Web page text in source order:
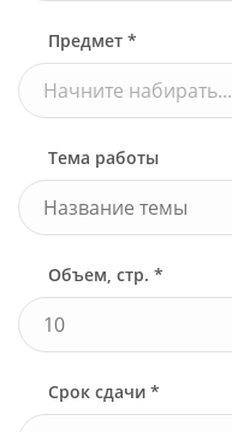
Предмет *
Начните набирать...
Тема работы
Объем, стр. *
Срок сдачи *